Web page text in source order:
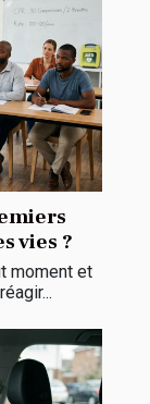
vies ?
moment et